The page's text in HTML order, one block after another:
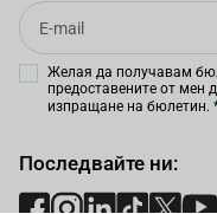
Email
Желая да получавам
предоставените от мен
изпращане на бюлетин.
Последвайте ни: